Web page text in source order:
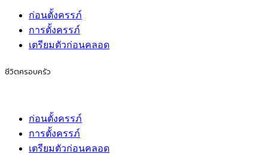
ก่อนตั้งครรภ์
การตั้งครรภ์
เตรียมตัวก่อนคลอด
ชีวิตครอบครัว
ก่อนตั้งครรภ์
การตั้งครรภ์
เตรียมตัวก่อนคลอด